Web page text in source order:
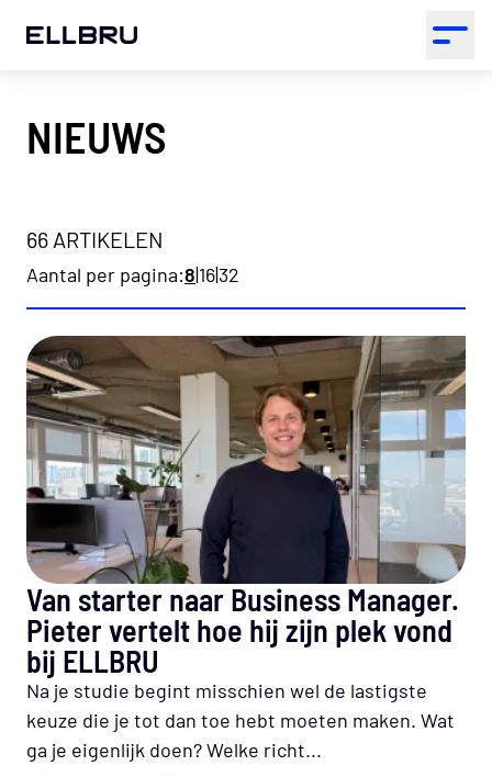
ELLBRU Open
NIEUWS
66 ARTIKELEN
Aantal per pagina:8|16|32
Van starter naar Business Manager.
Pieter vertelt hoe hij zijn plek vond
bij ELLBRU
Na je studie begint misschien wel de lastigste
keuze die je tot dan toe hebt moeten maken. Wat
ga je eigenlijk doen? Welke richt...